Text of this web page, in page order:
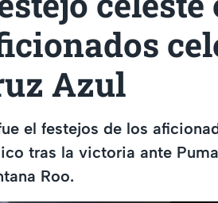
Azul
el festejos de los
tras la victoria ante
Roo.